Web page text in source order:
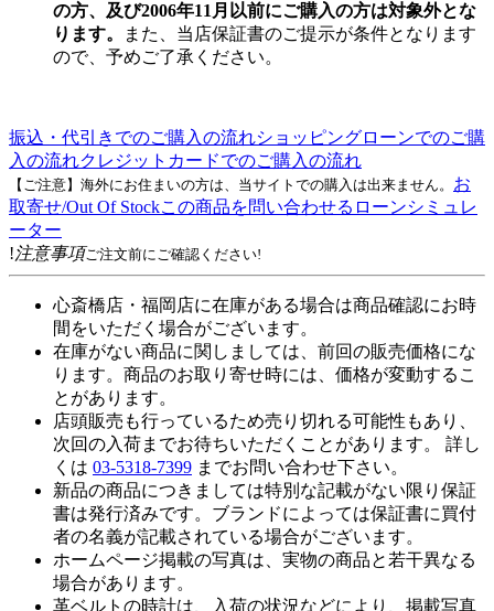
の方、及び2006年11月以前にご購入の方は対象外とな
ります。
また、当店保証書のご提示が条件となります
ので、予めご了承ください。
振込・代引きでのご購入の流れショッピングローンでのご購
入の流れクレジットカードでのご購入の流れ
【ご注意】海外にお住まいの方は、当サイトでの購入は出来ません。 お
取寄せ/Out Of Stockこの商品を問い合わせる ローンシミュレ
ーター
!注意事項ご注文前にご確認ください!
心斎橋店・福岡店に在庫がある場合は商品確認にお時
間をいただく場合がございます。
在庫がない商品に関しましては、前回の販売価格にな
ります。商品のお取り寄せ時には、価格が変動するこ
とがあります。
店頭販売も行っているため売り切れる可能性もあり、
次回の入荷までお待ちいただくことがあります。 詳し
くは 03-5318-7399 までお問い合わせ下さい。
新品の商品につきましては特別な記載がない限り保証
書は発行済みです。ブランドによっては保証書に買付
者の名義が記載されている場合がございます。
ホームページ掲載の写真は、実物の商品と若干異なる
場合があります。
革ベルトの時計は、入荷の状況などにより、掲載写真